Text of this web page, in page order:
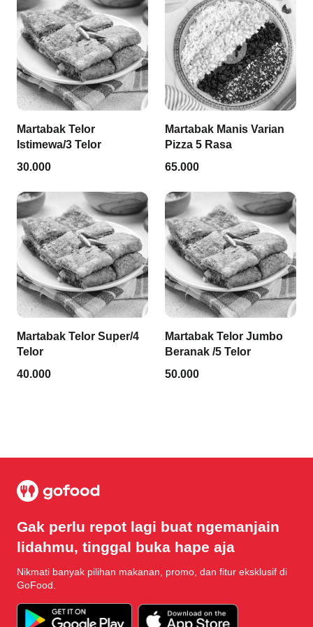
Martabak Telor
Istimewa/3 Telor
30.000
Martabak Manis Varian
Pizza 5 Rasa
65.000
Martabak Telor Super/4
Telor
40.000
Martabak Telor Jumbo
Beranak /5 Telor
50.000
Gak perlu repot lagi buat ngemanjain
lidahmu, tinggal buka hape aja
Nikmati banyak pilihan makanan, promo, dan fitur eksklusif di
GoFood.